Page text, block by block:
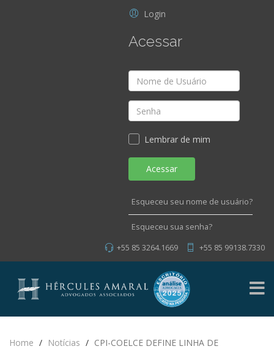
Login
Acessar
Lembrar de mim
Acessar
Esqueceu seu nome de usuário?
Esqueceu sua senha?
+55 85 3264.1669
+55 85 99138.7330
Home / Notícias / CPI-COELCE DEFINE LINHA DE